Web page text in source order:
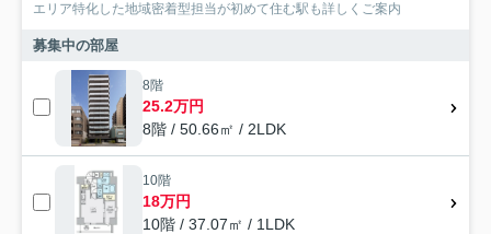
エリア特化した地域密着型担当が初めて住む駅も詳しくご案内
募集中の部屋
8階
25.2万円
8階 / 50.66㎡ / 2LDK
10階
18万円
10階 / 37.07㎡ / 1LDK